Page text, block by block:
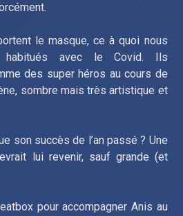
le masque, ce à quoi nous
habitués avec le Covid. Ils
des super héros au cours de
sombre mais très artistique et
son succès de l’an passé ? Une
lui revenir, sauf grande (et
pour accompagner Anis au